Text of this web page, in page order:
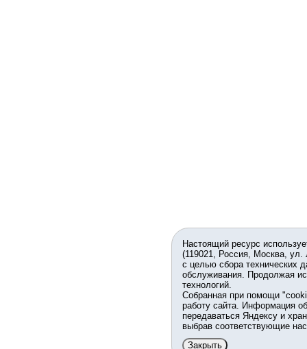
Настоящий ресурс
(119021, Россия, Москва,
с целью сбора технических
обслуживания. Продолжая
технологий.
Собранная при помощи
работу сайта. Информация
передаваться Яндексу и
выбрав соответствующие
Закрыть